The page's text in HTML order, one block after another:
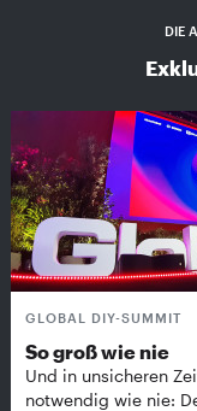
DIE
GLOBAL DIY-SUMMIT
So groß wie nie
Und in unsicheren
notwendig wie nie: